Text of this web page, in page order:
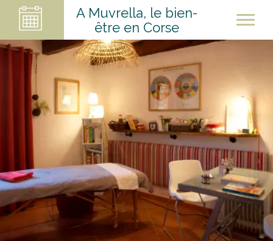
A Muvrella, le bien-
être en Corse